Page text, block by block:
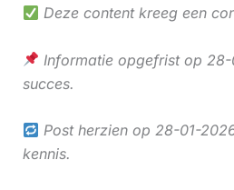
Deze content kreeg een
Informatie opgefrist op
succes.
Post herzien op 28-01-
kennis.